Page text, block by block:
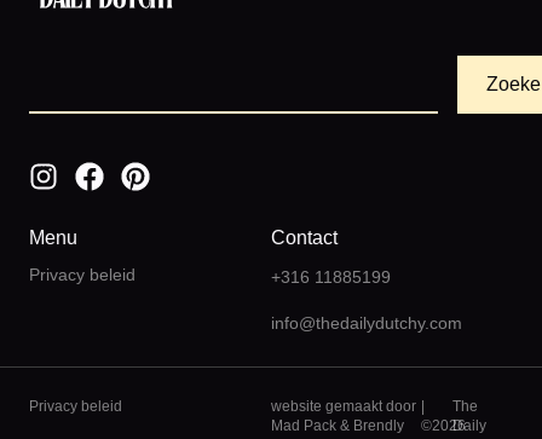
Menu
Privacy beleid
Contact
+316 11885199
info@thedailydutchy.com
Privacy beleid
website gemaakt door
Mad Pack & Brendly
|
©2026
The
Daily